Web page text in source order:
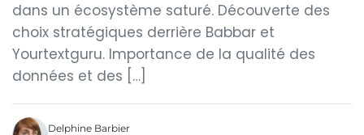
dans un écosystème saturé. Découverte des
choix stratégiques derrière Babbar et
Yourtextguru. Importance de la qualité des
données et des […]
Delphine Barbier